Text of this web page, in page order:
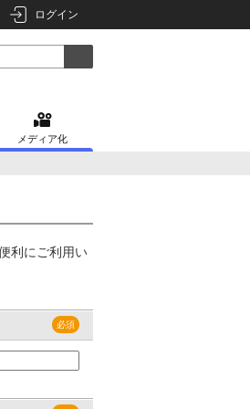
ログイン
メディア化
利にご利用い